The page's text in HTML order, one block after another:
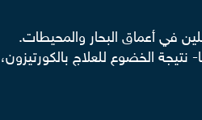
في أعماق البحار والمحيطات.
الخضوع للعلاج